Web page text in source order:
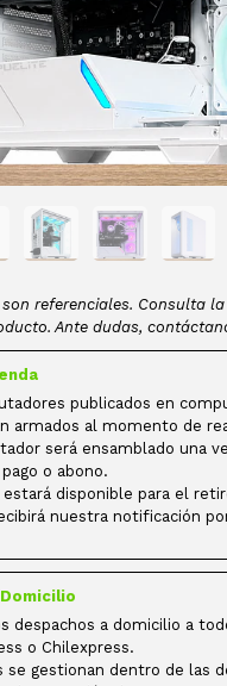
referenciales. Consulta
Ante dudas,
publicados en
armados al momento de
será ensamblado una
o abono.
estará disponible para el
nuestra notificación
despachos a domicilio a
o Chilexpress.
se gestionan dentro de las